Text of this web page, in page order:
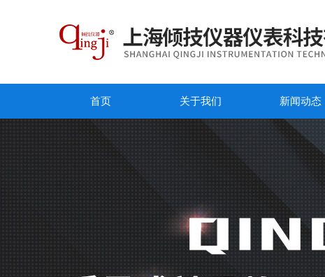
首页 关于我们 新闻动态